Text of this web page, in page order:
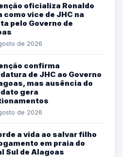
oficializa Ronaldo
como vice de JHC na
pelo Governo de
de 2026
confirma
de JHC ao Governo
mas ausência do
gera
de 2026
a vida ao salvar filho
em praia do
Sul de Alagoas